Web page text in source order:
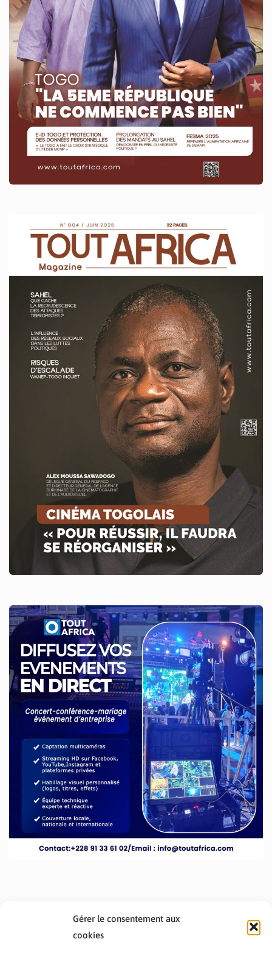
Gérer le consentement aux
cookies